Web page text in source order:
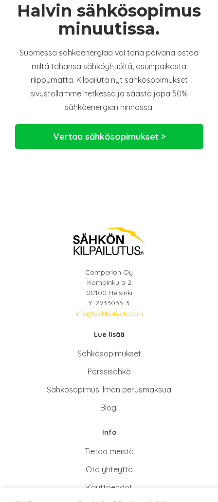
Halvin sähkösopimus
minuutissa.
Suomessa sähköenergiaa voi tänä päivänä ostaa
miltä tahansa sähköyhtiöltä, asuinpaikasta
riippumatta. Kilpailuta nyt sähkösopimukset
sivustollamme hetkessä ja säästä jopa 50%
sähköenergian hinnassa.
Vertaa sähkösopimukset >
Comperion Oy
Kampinkuja 2
00100 Helsinki
Y: 2933035-3
info@sahkotesti.com
Lue lisää
Sähkösopimukset
Pörssisähkö
Sähkösopimus ilman perusmaksua
Blogi
Info
Tietoa meistä
Ota yhteyttä
Käyttöehdot